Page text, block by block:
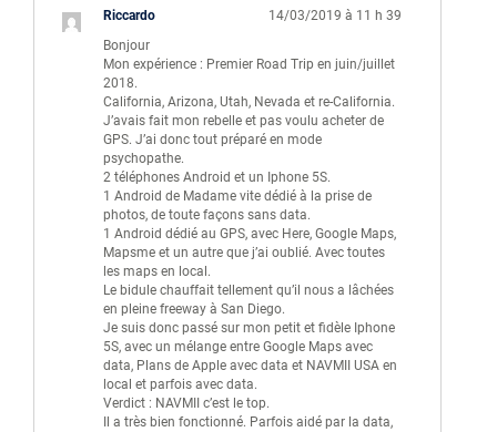
Riccardo
14/03/2019 à 11 h 39
Bonjour
Mon expérience : Premier Road Trip en juin/juillet
2018.
California, Arizona, Utah, Nevada et re-California.
J’avais fait mon rebelle et pas voulu acheter de
GPS. J’ai donc tout préparé en mode
psychopathe.
2 téléphones Android et un Iphone 5S.
1 Android de Madame vite dédié à la prise de
photos, de toute façons sans data.
1 Android dédié au GPS, avec Here, Google Maps,
Mapsme et un autre que j’ai oublié. Avec toutes
les maps en local.
Le bidule chauffait tellement qu’il nous a lâchées
en pleine freeway à San Diego.
Je suis donc passé sur mon petit et fidèle Iphone
5S, avec un mélange entre Google Maps avec
data, Plans de Apple avec data et NAVMII USA en
local et parfois avec data.
Verdict : NAVMII c’est le top.
Il a très bien fonctionné. Parfois aidé par la data,